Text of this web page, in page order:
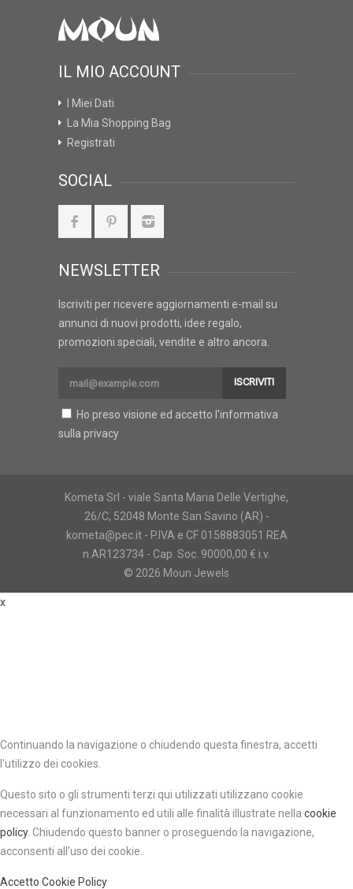
IL MIO ACCOUNT
I Miei Dati
La Mia Shopping Bag
Registrati
SOCIAL
NEWSLETTER
Iscriviti per ricevere aggiornamenti e-mail su
annunci di nuovi prodotti, idee regalo,
promozioni speciali, vendite e altro ancora.
ISCRIVITI
Ho preso visione ed accetto l'informativa
sulla privacy
Kometa Srl - viale Santa Maria Delle Vertighe,
26/C, 52048 Monte San Savino (AR) -
kometa@pec.it - P.IVA e CF 0158883051 REA
n.AR123734 - Cap. Soc. 90000,00 € i.v.
© 2026 Moun Jewels
x
Continuando la navigazione o chiudendo questa finestra, accetti
l'utilizzo dei cookies.
Questo sito o gli strumenti terzi qui utilizzati utilizzano cookie
necessari al funzionamento ed utili alle finalità illustrate nella cookie
policy. Chiudendo questo banner o proseguendo la navigazione,
acconsenti all’uso dei cookie.
Accetto Cookie Policy